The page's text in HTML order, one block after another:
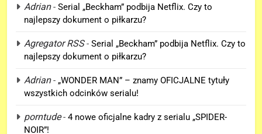
Adrian- Serial „Beckham” podbija Netflix. Czy to
najlepszy dokument o piłkarzu?
Agregator RSS- Serial „Beckham” podbija Netflix. Czy to
najlepszy dokument o piłkarzu?
Adrian- „WONDER MAN” – znamy OFICJALNE tytuły
wszystkich odcinków serialu!
porntude- 4 nowe oficjalne kadry z serialu „SPIDER-
NOIR”!
Kit Connor dołączy do obsady
„X-MEN” jako nowy Scott
Summers!
NEWSY
6
Tom Holland napisał list do
NEW DAY” i… potwierdził swój
FILMY